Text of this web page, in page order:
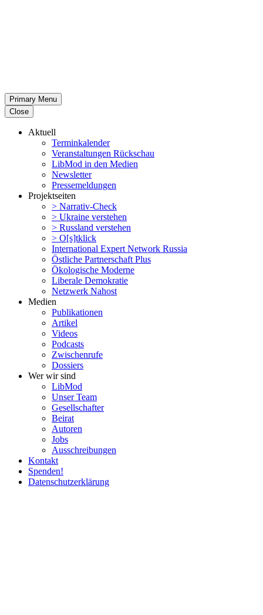
Primary Menu
Close
Aktuell
Termin­ka­lender
Veran­stal­tungen Rückschau
LibMod in den Medien
Newsletter
Presse­mel­dungen
Projekt­seiten
> Narrativ-Check
> Ukraine verstehen
> Russland verstehen
> O[s]tklick
Inter­na­tional Expert Network Russia
Östliche Partner­schaft Plus
Ökolo­gische Moderne
Liberale Demokratie
Netzwerk Nahost
Medien
Publi­ka­tionen
Artikel
Videos
Podcasts
Zwischenrufe
Dossiers
Wer wir sind
LibMod
Unser Team
Gesell­schafter
Beirat
Autoren
Jobs
Ausschrei­bungen
Kontakt
Spenden!
Daten­schutz­er­klärung